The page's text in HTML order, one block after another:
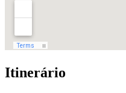
Itinerário